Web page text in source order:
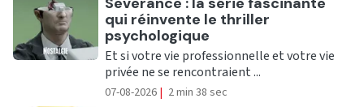
qui réinvente le thriller
psychologique
Et si votre vie professionnelle et votre vie
privée ne se rencontraient ...
07-08-2026 | 2 min 38 sec